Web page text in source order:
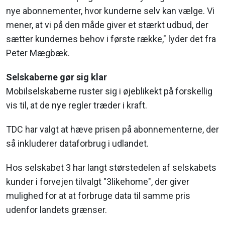
nye abonnementer, hvor kunderne selv kan vælge. Vi
mener, at vi på den måde giver et stærkt udbud, der
sætter kundernes behov i første række," lyder det fra
Peter Mægbæk.
Selskaberne gør sig klar
Mobilselskaberne ruster sig i øjeblikekt på forskellig
vis til, at de nye regler træder i kraft.
TDC har valgt at hæve prisen på abonnementerne, der
så inkluderer dataforbrug i udlandet.
Hos selskabet 3 har langt størstedelen af selskabets
kunder i forvejen tilvalgt "3likehome", der giver
mulighed for at at forbruge data til samme pris
udenfor landets grænser.